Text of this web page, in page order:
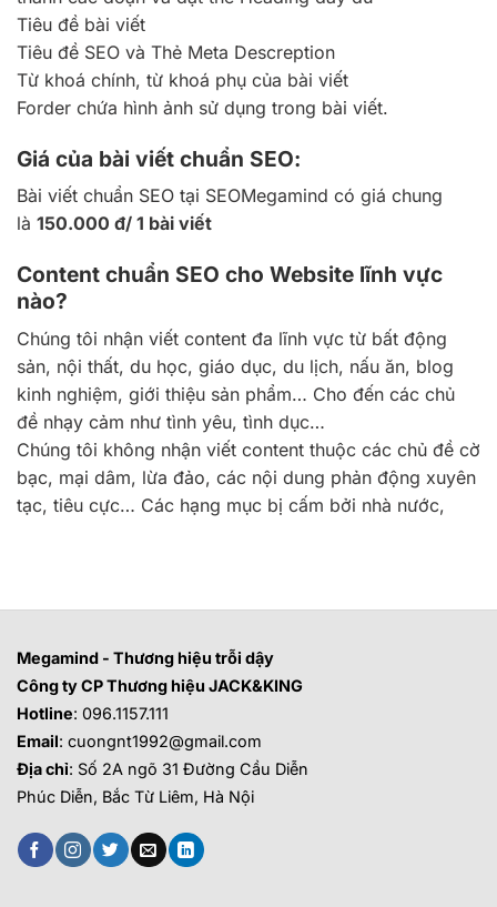
Tiêu đề bài viết
Tiêu đề SEO và Thẻ Meta Descreption
Từ khoá chính, từ khoá phụ của bài viết
Forder chứa hình ảnh sử dụng trong bài viết.
Giá của bài viết chuẩn SEO:
Bài viết chuẩn SEO tại SEOMegamind có giá chung
là 150.000 đ/ 1 bài viết
Content chuẩn SEO cho Website lĩnh vực
nào?
Chúng tôi nhận viết content đa lĩnh vực từ bất động
sản, nội thất, du học, giáo dục, du lịch, nấu ăn, blog
kinh nghiệm, giới thiệu sản phẩm… Cho đến các chủ
đề nhạy cảm như tình yêu, tình dục…
Chúng tôi không nhận viết content thuộc các chủ đề cờ
bạc, mại dâm, lừa đảo, các nội dung phản động xuyên
tạc, tiêu cực… Các hạng mục bị cấm bởi nhà nước,
Megamind - Thương hiệu trỗi dậy
Công ty CP Thương hiệu JACK&KING
Hotline: 096.1157.111
Email: cuongnt1992@gmail.com
Địa chỉ: Số 2A ngõ 31 Đường Cầu Diễn
Phúc Diễn, Bắc Từ Liêm, Hà Nội